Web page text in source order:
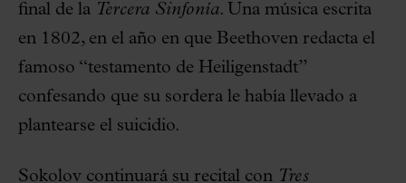
final de la Tercera Sinfonía. Una música escrita
en 1802, en el año en que Beethoven redacta el
famoso “testamento de Heiligenstadt”
confesando que su sordera le había llevado a
plantearse el suicidio.
Sokolov continuará su recital con Tres